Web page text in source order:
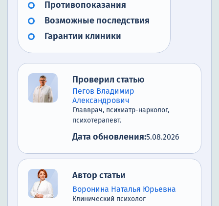
Противопоказания
Возможные последствия
Гарантии клиники
Проверил статью
Пегов Владимир
Александрович
Главврач, психиатр-нарколог,
психотерапевт.
Дата обновления:5.08.2026
Автор статьи
Воронина Наталья Юрьевна
Клинический психолог